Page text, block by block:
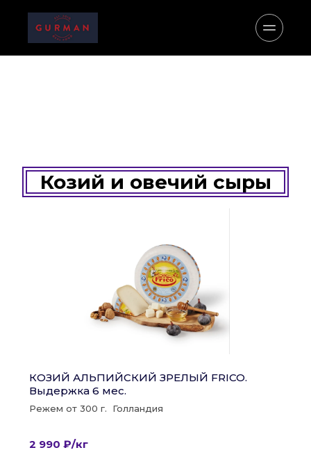
Козий и овечий сыры
КОЗИЙ АЛЬПИЙСКИЙ ЗРЕЛЫЙ FRICO.
Выдержка 6 мес.
Режем от 300 г.  Голландия
2 990 ₽/кг